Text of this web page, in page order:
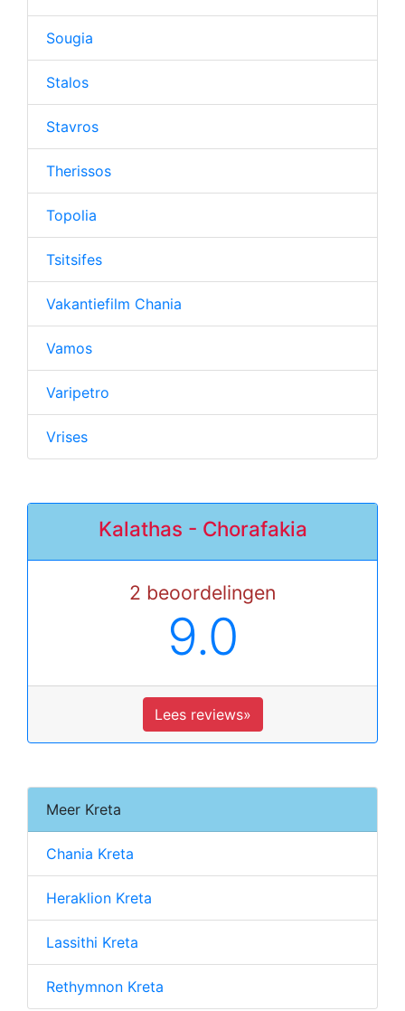
Sougia
Stalos
Stavros
Therissos
Topolia
Tsitsifes
Vakantiefilm Chania
Vamos
Varipetro
Vrises
Kalathas - Chorafakia
2 beoordelingen
9.0
Lees reviews»
Meer Kreta
Chania Kreta
Heraklion Kreta
Lassithi Kreta
Rethymnon Kreta